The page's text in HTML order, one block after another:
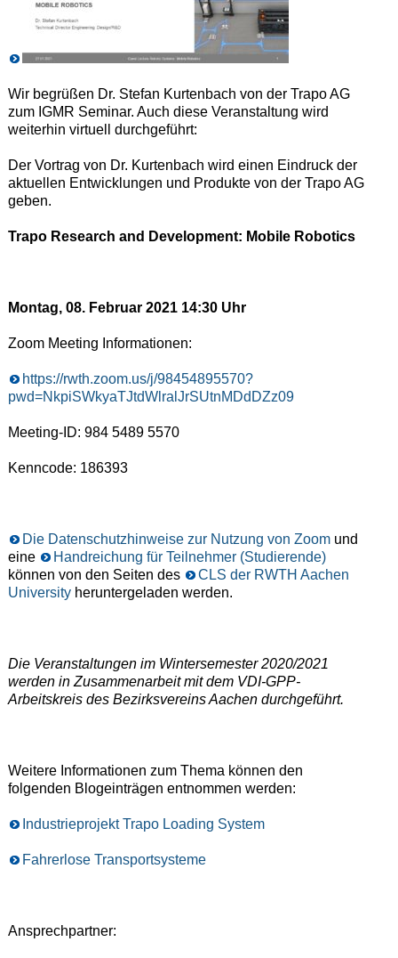
Wir begrüßen Dr. Stefan Kurtenbach von der Trapo AG
zum IGMR Seminar. Auch diese Veranstaltung wird
weiterhin virtuell durchgeführt:
Der Vortrag von Dr. Kurtenbach wird einen Eindruck der
aktuellen Entwicklungen und Produkte von der Trapo AG
geben.
Trapo Research and Development: Mobile Robotics
Montag, 08. Februar 2021 14:30 Uhr
Zoom Meeting Informationen:
https://rwth.zoom.us/j/98454895570?
pwd=NkpiSWkyaTJtdWlralJrSUtnMDdDZz09
Meeting-ID: 984 5489 5570
Kenncode: 186393
Die Datenschutzhinweise zur Nutzung von Zoom und
eine
Handreichung für Teilnehmer (Studierende)
können von den Seiten des
CLS der RWTH Aachen
Universityheruntergeladen werden.
Die Veranstaltungen im Wintersemester 2020/2021
werden in Zusammenarbeit mit dem VDI-GPP-
Arbeitskreis des Bezirksvereins Aachen durchgeführt.
Weitere Informationen zum Thema können den
folgenden Blogeinträgen entnommen werden:
Industrieprojekt Trapo Loading System
Fahrerlose Transportsysteme
Ansprechpartner: